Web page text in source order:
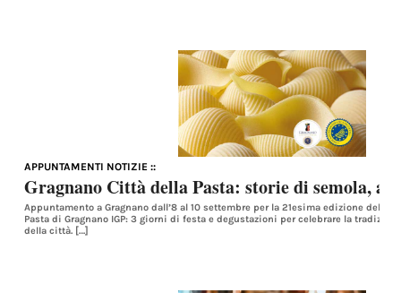
APPUNTAMENTI NOTIZIE ::
Gragnano Città della Pasta: storie di semola,
Appuntamento a Gragnano dall’8 al 10 settembre per la 21esima edizione della
Pasta di Gragnano IGP: 3 giorni di festa e degustazioni per celebrare la
della città. […]